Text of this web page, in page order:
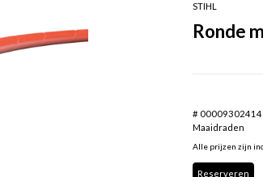
STIHL
Ronde
# 00009302414
Maaidraden
Alle prijzen zijn
Reserveren